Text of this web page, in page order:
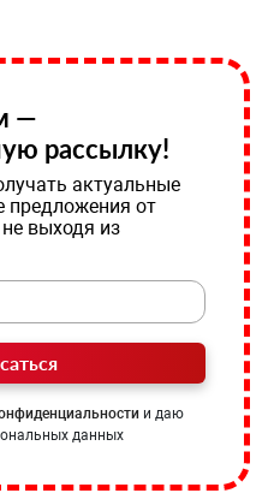
—
рассылку!
актуальные
предложения от
выходя из
и даю
данных